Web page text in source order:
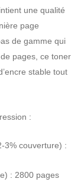
une qualité
page
de gamme qui
pages, ce toner
stable tout
:
3% couverture) :
: 2800 pages